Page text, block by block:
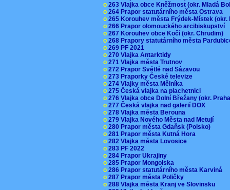
o 263 Vlajka obce Kněžmost (okr. Mladá
o 264 Prapor statutárního města Ostrava
o 265 Korouhev města Frýdek-Místek
o 266 Prapor olomouckého arcibiskupství
o 267 Korouhev obce Kočí (okr. Chrudim)
o 268 Prapory statutárního města
o 269 PF 2021
o 270 Vlajka Antarktidy
o 271 Vlajka města Trutnov
o 272 Prapor Světlé nad Sázavou
o 273 Praporky České televize
o 274 Vlajky města Mělníka
o 275 Česká vlajka na plachetnici
o 276 Vlajka obce Dolní Břežany (okr.
o 277 Česká vlajka nad galerií DOX
o 278 Vlajka města Berouna
o 279 Vlajka Nového Města nad Metují
o 280 Prapor města Gdaňsk (Polsko)
o 281 Prapor města Kutná Hora
o 282 Vlajka města Lovosice
o 283 PF 2022
o 284 Prapor Ukrajiny
o 285 Prapor Mongolska
o 286 Prapor statutárního města Karviná
o 287 Prapor města Poličky
o 288 Vlajka města Kranj ve Slovinsku